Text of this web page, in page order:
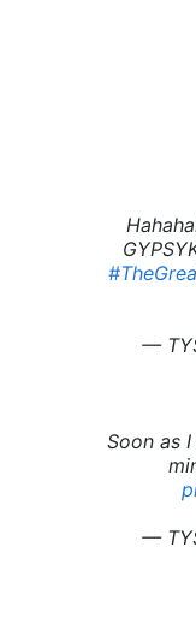
—
Soon as
—